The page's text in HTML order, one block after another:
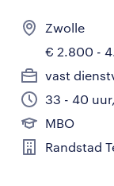
Zwolle
€ 2.800 -
vast
33 - 40
MBO
Randstad